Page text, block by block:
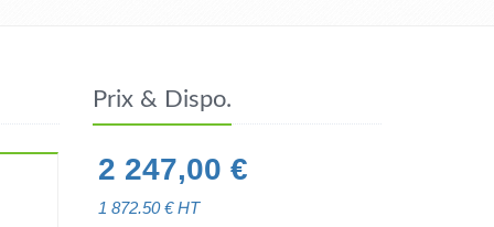
Prix & Dispo.
2 247,00 €
1 872.50€ HT